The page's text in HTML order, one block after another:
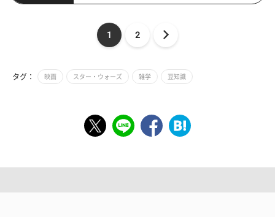
1 2
タグ： 映画 スター・ウォーズ 雑学 豆知識